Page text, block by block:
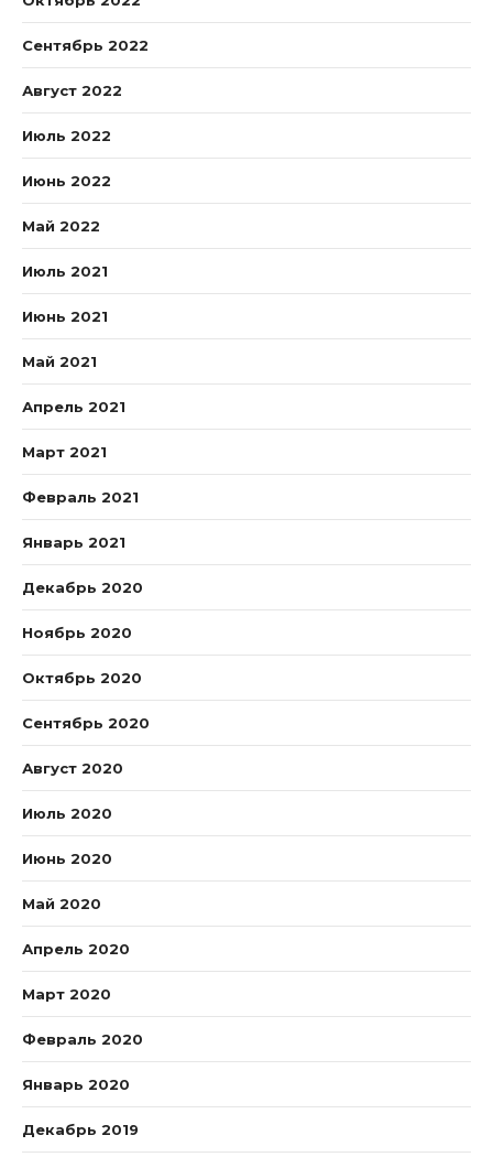
Сентябрь 2022
Август 2022
Июль 2022
Июнь 2022
Май 2022
Июль 2021
Июнь 2021
Май 2021
Апрель 2021
Март 2021
Февраль 2021
Январь 2021
Декабрь 2020
Ноябрь 2020
Октябрь 2020
Сентябрь 2020
Август 2020
Июль 2020
Июнь 2020
Май 2020
Апрель 2020
Март 2020
Февраль 2020
Январь 2020
Декабрь 2019